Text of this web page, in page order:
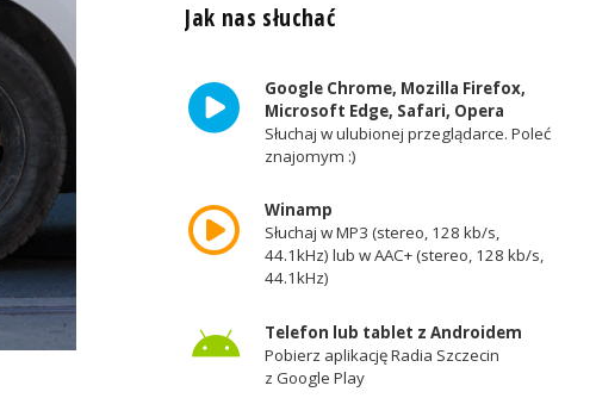
Jak nas słuchać
Google Chrome, Mozilla Firefox,
Microsoft Edge, Safari, Opera
Słuchaj w ulubionej przeglądarce. Poleć
znajomym :)
Winamp
Słuchaj w MP3 (stereo, 128 kb/s,
44.1kHz) lub w AAC+ (stereo, 128 kb/s,
44.1kHz)
Telefon lub tablet z Androidem
Pobierz aplikację Radia Szczecin
z Google Play